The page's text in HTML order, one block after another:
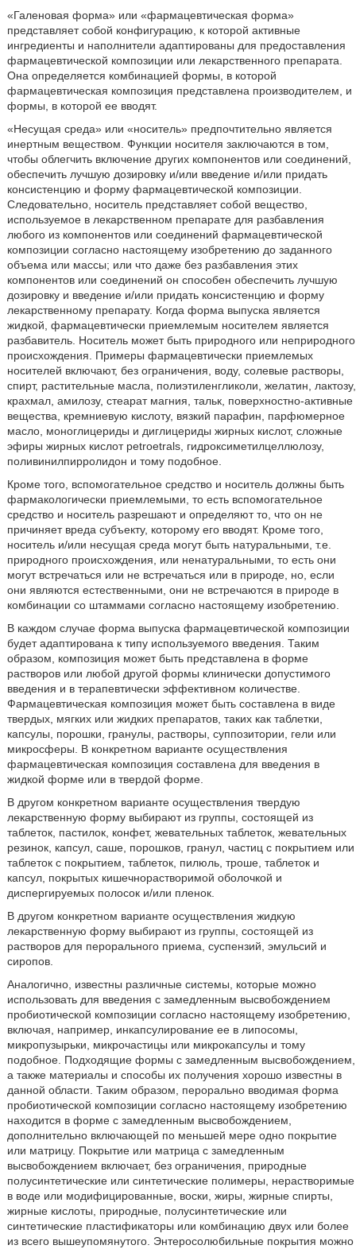
«Галеновая форма» или «фармацевтическая форма»
представляет собой конфигурацию, к которой активные
ингредиенты и наполнители адаптированы для предоставления
фармацевтической композиции или лекарственного препарата.
Она определяется комбинацией формы, в которой
фармацевтическая композиция представлена производителем, и
формы, в которой ее вводят.
«Несущая среда» или «носитель» предпочтительно является
инертным веществом. Функции носителя заключаются в том,
чтобы облегчить включение других компонентов или соединений,
обеспечить лучшую дозировку и/или введение и/или придать
консистенцию и форму фармацевтической композиции.
Следовательно, носитель представляет собой вещество,
используемое в лекарственном препарате для разбавления
любого из компонентов или соединений фармацевтической
композиции согласно настоящему изобретению до заданного
объема или массы; или что даже без разбавления этих
компонентов или соединений он способен обеспечить лучшую
дозировку и введение и/или придать консистенцию и форму
лекарственному препарату. Когда форма выпуска является
жидкой, фармацевтически приемлемым носителем является
разбавитель. Носитель может быть природного или неприродного
происхождения. Примеры фармацевтически приемлемых
носителей включают, без ограничения, воду, солевые растворы,
спирт, растительные масла, полиэтиленгликоли, желатин, лактозу,
крахмал, амилозу, стеарат магния, тальк, поверхностно-активные
вещества, кремниевую кислоту, вязкий парафин, парфюмерное
масло, моноглицериды и диглицериды жирных кислот, сложные
эфиры жирных кислот petroetrals, гидроксиметилцеллюлозу,
поливинилпирролидон и тому подобное.
Кроме того, вспомогательное средство и носитель должны быть
фармакологически приемлемыми, то есть вспомогательное
средство и носитель разрешают и определяют то, что он не
причиняет вреда субъекту, которому его вводят. Кроме того,
носитель и/или несущая среда могут быть натуральными, т.е.
природного происхождения, или ненатуральными, то есть они
могут встречаться или не встречаться или в природе, но, если
они являются естественными, они не встречаются в природе в
комбинации со штаммами согласно настоящему изобретению.
В каждом случае форма выпуска фармацевтической композиции
будет адаптирована к типу используемого введения. Таким
образом, композиция может быть представлена в форме
растворов или любой другой формы клинически допустимого
введения и в терапевтически эффективном количестве.
Фармацевтическая композиция может быть составлена в виде
твердых, мягких или жидких препаратов, таких как таблетки,
капсулы, порошки, гранулы, растворы, суппозитории, гели или
микросферы. В конкретном варианте осуществления
фармацевтическая композиция составлена для введения в
жидкой форме или в твердой форме.
В другом конкретном варианте осуществления твердую
лекарственную форму выбирают из группы, состоящей из
таблеток, пастилок, конфет, жевательных таблеток, жевательных
резинок, капсул, саше, порошков, гранул, частиц с покрытием или
таблеток с покрытием, таблеток, пилюль, троше, таблеток и
капсул, покрытых кишечнорастворимой оболочкой и
диспергируемых полосок и/или пленок.
В другом конкретном варианте осуществления жидкую
лекарственную форму выбирают из группы, состоящей из
растворов для перорального приема, суспензий, эмульсий и
сиропов.
Аналогично, известны различные системы, которые можно
использовать для введения с замедленным высвобождением
пробиотической композиции согласно настоящему изобретению,
включая, например, инкапсулирование ее в липосомы,
микропузырьки, микрочастицы или микрокапсулы и тому
подобное. Подходящие формы с замедленным высвобождением,
а также материалы и способы их получения хорошо известны в
данной области. Таким образом, перорально вводимая форма
пробиотической композиции согласно настоящему изобретению
находится в форме с замедленным высвобождением,
дополнительно включающей по меньшей мере одно покрытие
или матрицу. Покрытие или матрица с замедленным
высвобождением включает, без ограничения, природные
полусинтетические или синтетические полимеры, нерастворимые
в воде или модифицированные, воски, жиры, жирные спирты,
жирные кислоты, природные, полусинтетические или
синтетические пластификаторы или комбинацию двух или более
из всего вышеупомянутого. Энтеросолюбильные покрытия можно